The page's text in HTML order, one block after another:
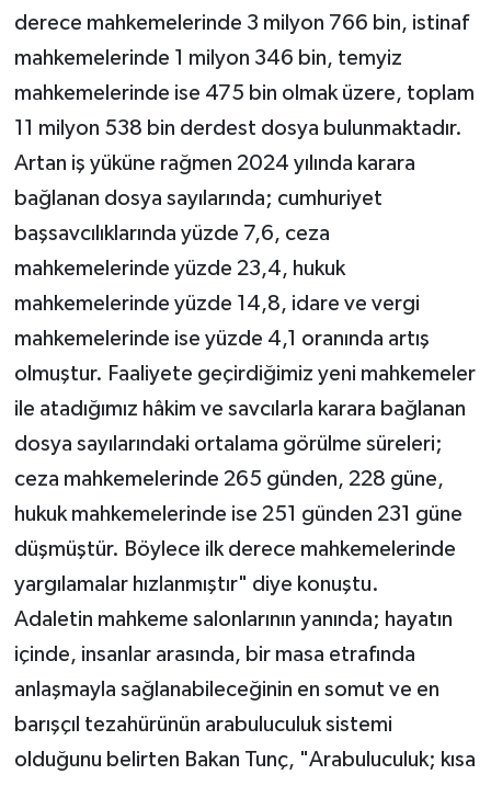
derece mahkemelerinde 3 milyon 766 bin, istinaf
mahkemelerinde 1 milyon 346 bin, temyiz
mahkemelerinde ise 475 bin olmak üzere, toplam
11 milyon 538 bin derdest dosya bulunmaktadır.
Artan iş yüküne rağmen 2024 yılında karara
bağlanan dosya sayılarında; cumhuriyet
başsavcılıklarında yüzde 7,6, ceza
mahkemelerinde yüzde 23,4, hukuk
mahkemelerinde yüzde 14,8, idare ve vergi
mahkemelerinde ise yüzde 4,1 oranında artış
olmuştur. Faaliyete geçirdiğimiz yeni mahkemeler
ile atadığımız hâkim ve savcılarla karara bağlanan
dosya sayılarındaki ortalama görülme süreleri;
ceza mahkemelerinde 265 günden, 228 güne,
hukuk mahkemelerinde ise 251 günden 231 güne
düşmüştür. Böylece ilk derece mahkemelerinde
yargılamalar hızlanmıştır" diye konuştu.
Adaletin mahkeme salonlarının yanında; hayatın
içinde, insanlar arasında, bir masa etrafında
anlaşmayla sağlanabileceğinin en somut ve en
barışçıl tezahürünün arabuluculuk sistemi
olduğunu belirten Bakan Tunç, "Arabuluculuk; kısa